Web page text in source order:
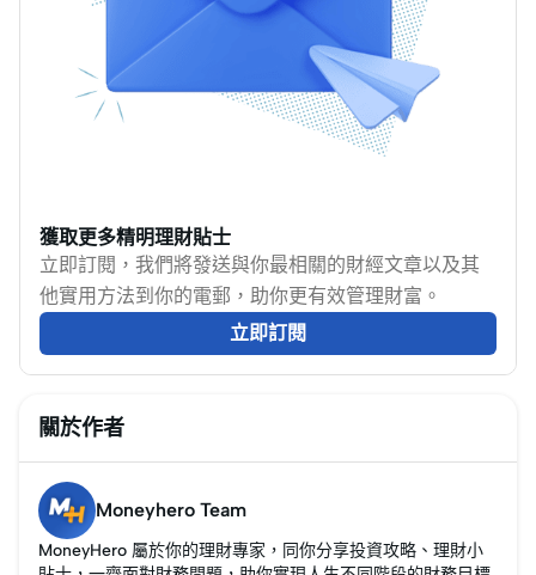
政府的數據，儘管香港
經濟依然保持一定的增
長，但其增速顯著放
緩，尤其是在全球疫情
後的恢復過程中。本文
中的原因及未來的經濟
走向。
獲取更多精明理財貼士
立即訂閱，我們將發送與你最相關的財經文章以及其
他實用方法到你的電郵，助你更有效管理財富。
立即訂閱
關於作者
Moneyhero Team
MoneyHero 屬於你的理財專家，同你分享投資攻略、理財小